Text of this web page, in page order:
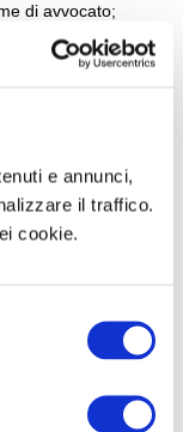
e annunci,
il traffico.
cookie.
di avvocato;
dell’esame di
pratico-
e diritto
adeguata
e risoluzione. I
di quelli proposti